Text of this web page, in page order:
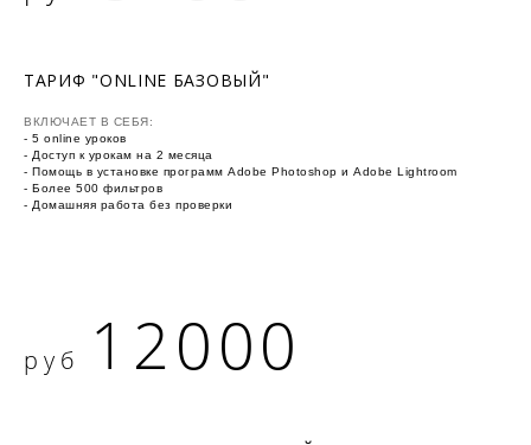
ТАРИФ "ONLINE БАЗОВЫЙ"
ВКЛЮЧАЕТ В СЕБЯ:
- 5 online уроков
- Доступ к урокам на 2 месяца
- Помощь в установке программ Adobe Photoshop и Adobe Lightroom
- Более 500 фильтров
- Домашняя работа без проверки
руб 12000